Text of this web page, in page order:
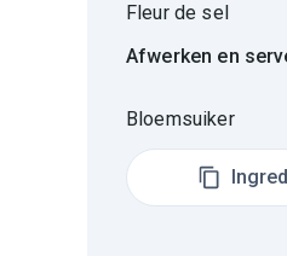
Fleur de sel
Afwerken en
Bloemsuiker